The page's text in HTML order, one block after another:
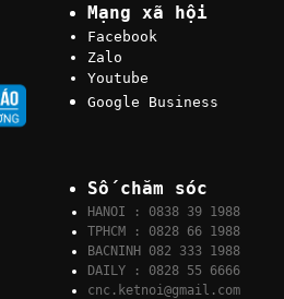
Mạng xã hội
Facebook
Zalo
Youtube
Google Business
Số chăm sóc
HANOI : 0838 39 1988
TPHCM : 0828 66 1988
BACNINH 082 333 1988
DAILY : 0828 55 6666
cnc.ketnoi@gmail.com